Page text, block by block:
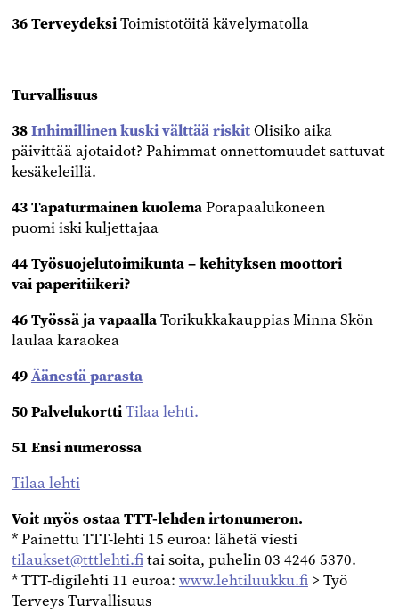
36 TerveydeksiToimistotöitä kävelymatolla
Turvallisuus
38Inhimillinen kuski välttää riskitOlisiko aika
päivittää ajotaidot? Pahimmat onnettomuudet sattuvat
kesäkeleillä.
43 Tapaturmainen kuolemaPorapaalukoneen
puomiiski kuljettajaa
44 Työsuojelutoimikunta –kehityksen moottori
vaipaperitiikeri?
46 Työssä ja vapaallaTorikukkakauppias MinnaSkön
laulaa karaokea
49Äänestä parasta
50 PalvelukorttiTilaa lehti.
51 Ensi numerossa
Tilaa lehti
Voit myös ostaa TTT-lehden irtonumeron.
* Painettu TTT-lehti 15 euroa: lähetä viesti
tilaukset@tttlehti.fitai soita, puhelin03 4246 5370.
* TTT-digilehti 11 euroa: www.lehtiluukku.fi> Työ
Terveys Turvallisuus